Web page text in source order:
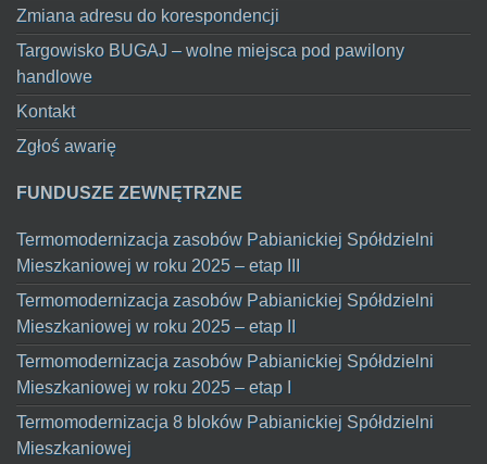
Zmiana adresu do korespondencji
Targowisko BUGAJ – wolne miejsca pod pawilony
handlowe
Kontakt
Zgłoś awarię
FUNDUSZE ZEWNĘTRZNE
Termomodernizacja zasobów Pabianickiej Spółdzielni
Mieszkaniowej w roku 2025 – etap III
Termomodernizacja zasobów Pabianickiej Spółdzielni
Mieszkaniowej w roku 2025 – etap II
Termomodernizacja zasobów Pabianickiej Spółdzielni
Mieszkaniowej w roku 2025 – etap I
Termomodernizacja 8 bloków Pabianickiej Spółdzielni
Mieszkaniowej